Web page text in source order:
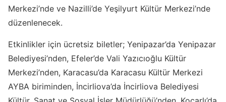
Merkezi’nde ve Nazilli’de Yeşilyurt Kültür Merkezi’nde
düzenlenecek.
Etkinlikler için ücretsiz biletler; Yenipazar’da Yenipazar
Belediyesi’nden, Efeler’de Vali Yazıcıoğlu Kültür
Merkezi’nden, Karacasu’da Karacasu Kültür Merkezi
AYBA biriminden, İncirliova’da İncirliova Belediyesi